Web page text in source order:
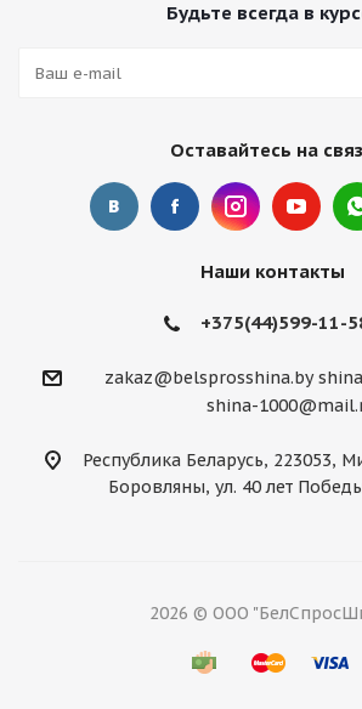
Будьте всегда в
Оставайтесь на
Наши контакты
+375(44)599-11-
zakaz@belsprosshina.by
shina-
Республика Беларусь, 223053,
Боровляны, ул. 40 лет
2026 © ООО